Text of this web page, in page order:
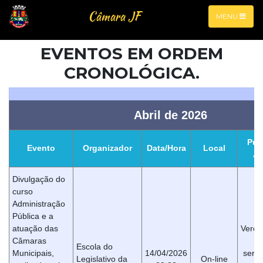
Câmara JF MENU
EVENTOS EM ORDEM
CRONOLÓGICA.
Abril de 2026
Evento Organizador Data/Hora Local
Divulgação do
curso
Administração
Pública e a
atuação das
Câmaras
Municipais,
Escola do
Legislativo da
14/04/2026
On-line
Janela Modal
adipiscing elit, sed do eiusmod tempor
incididunt ut labore et dolore magna aliqua.
Tellus pellentesque eu tincidunt tortor
aliquam.aretra diam sit amet nisl suscipit